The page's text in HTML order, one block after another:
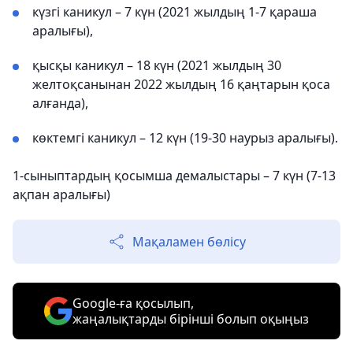
күзгі каникул – 7 күн (2021 жылдың 1-7 қараша
аралығы),
қысқы каникул – 18 күн (2021 жылдың 30
желтоқсанынан 2022 жылдың 16 қаңтарын қоса
алғанда),
көктемгі каникул – 12 күн (19-30 наурыз аралығы).
1-сыныптардың қосымша демалыстары – 7 күн (7-13
ақпан аралығы)
Мақаламен бөлісу
Google-ға қосылып,
жаңалықтарды бірінші болып оқыңыз